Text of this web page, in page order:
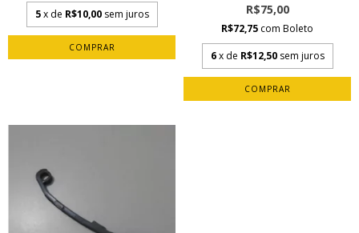
5 x de R$10,00 sem juros R$75,00
R$72,75 com Boleto
6 x de R$12,50 sem juros